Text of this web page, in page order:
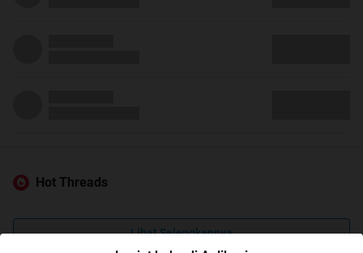
Hot Threads
Lihat Selengkapnya